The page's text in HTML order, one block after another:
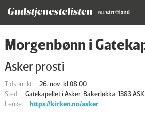
Morgenbønn i
Asker prosti
Tidspunkt:
26. nov. kl 08.00
Sted:
Gatekapellet i Asker, Bakerløkka, 1383
Lenke:
https://kirken.no/asker